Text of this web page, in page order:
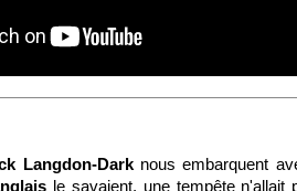
Langdon-Darknous embarquent
le savaient, une tempête n'allait